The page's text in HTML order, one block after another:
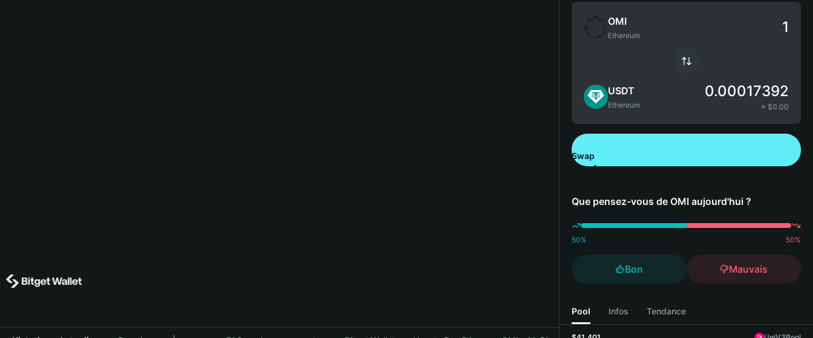
OMI
Ethereum
USDT
Ethereum
0.00017392
≈ $0.00
Swap
Que pensez-vous de OMI aujourd'hui ?
50% 50%
Bon Mauvais
Pool Infos Tendance